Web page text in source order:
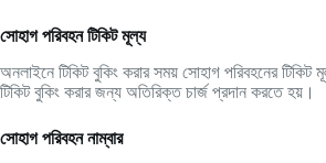
সোহাগ পরিবহন টিকিট মূল্য
অনলাইনে টিকিট বুকিং করার সময় সোহাগ পরিবহনের
টিকিট বুকিং করার জন্য অতিরিক্ত চার্জ প্রদান করতে হয়।
সোহাগ পরিবহন নাম্বার